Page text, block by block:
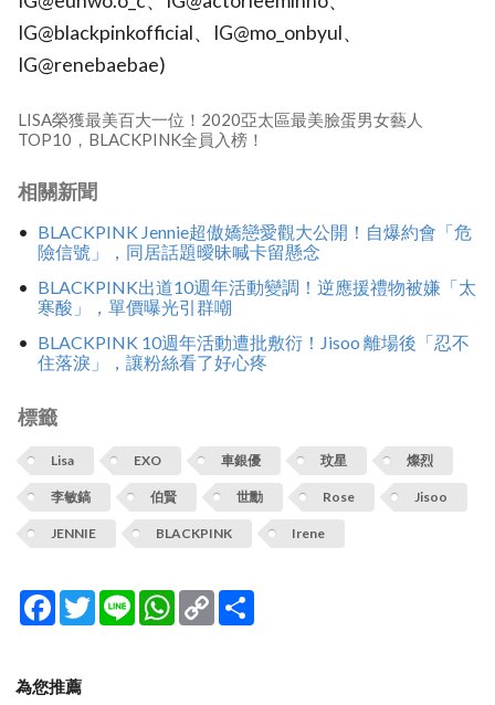
IG@blackpinkofficial、IG@mo_onbyul、
IG@renebaebae)
LISA榮獲最美百大一位！2020亞太區最美臉蛋男女藝人
TOP10，BLACKPINK全員入榜！
相關新聞
BLACKPINK Jennie超傲嬌戀愛觀大公開！自爆約會「危
險信號」，同居話題曖昧喊卡留懸念
BLACKPINK出道10週年活動變調！逆應援禮物被嫌「太
寒酸」，單價曝光引群嘲
BLACKPINK 10週年活動遭批敷衍！Jisoo 離場後「忍不
住落淚」，讓粉絲看了好心疼
標籤
Lisa EXO 車銀優 玟星 燦烈
李敏鎬 伯賢 世勳 Rose Jisoo
JENNIE BLACKPINK Irene
Facebook
TwitterLine WhatsApp
Copy
Link
為您推薦